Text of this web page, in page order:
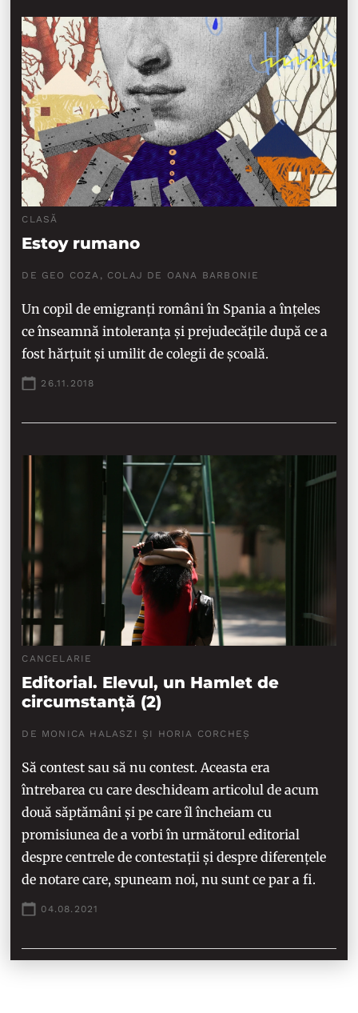
CLASĂ
Estoy rumano
DE GEO COZA, COLAJ DE OANA BARBONIE
Un copil de emigranți români în Spania a înțeles
ce înseamnă intoleranța și prejudecățile după ce a
fost hărțuit și umilit de colegii de școală.
26.11.2018
CANCELARIE
Editorial. Elevul, un Hamlet de
circumstanță (2)
DE MONICA HALASZI ȘI HORIA CORCHEȘ
Să contest sau să nu contest. Aceasta era
întrebarea cu care deschideam articolul de acum
două săptămâni și pe care îl încheiam cu
promisiunea de a vorbi în următorul editorial
despre centrele de contestații și despre diferențele
de notare care, spuneam noi, nu sunt ce par a fi.
04.08.2021